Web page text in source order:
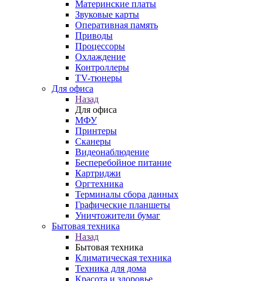
Материнские платы
Звуковые карты
Оперативная память
Приводы
Процессоры
Охлаждение
Контроллеры
TV-тюнеры
Для офиса
Назад
Для офиса
МФУ
Принтеры
Сканеры
Видеонаблюдение
Бесперебойное питание
Картриджи
Оргтехника
Терминалы сбора данных
Графические планшеты
Уничтожители бумаг
Бытовая техника
Назад
Бытовая техника
Климатическая техника
Техника для дома
Красота и здоровье